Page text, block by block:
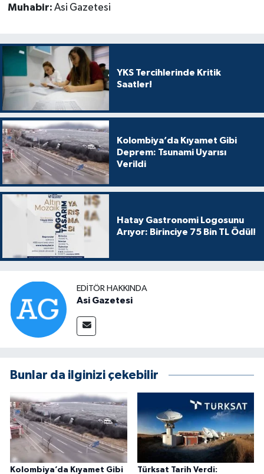
Muhabir: Asi Gazetesi
YKS Tercihlerinde Kritik
Saatler!
Kolombiya’da Kıyamet Gibi
Deprem: Tsunami Uyarısı
Verildi
Hatay Gastronomi Logosunu
Arıyor: Birinciye 75 Bin TL Ödül!
EDITÖR HAKKINDA
Asi Gazetesi
Bunlar da ilginizi çekebilir
Kolombiya’da Kıyamet Gibi Türksat Tarih Verdi: